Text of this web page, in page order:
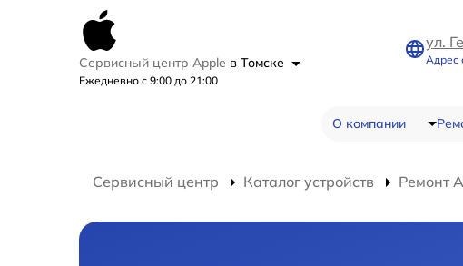
Сервисный центр Apple в Томске
Ежедневно с 9:00 до 21:00
ул.
Адрес
О компании
Сервисный центр Каталог устройств Ремонт